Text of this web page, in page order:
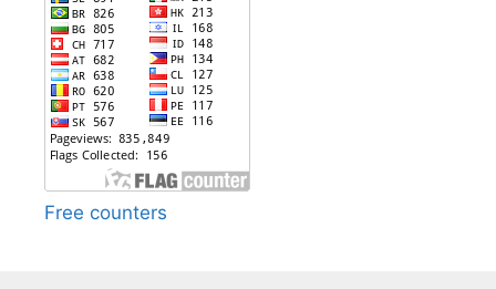
Free counters